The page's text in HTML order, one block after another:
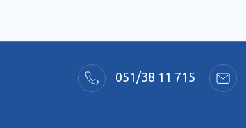
051/38 11 715